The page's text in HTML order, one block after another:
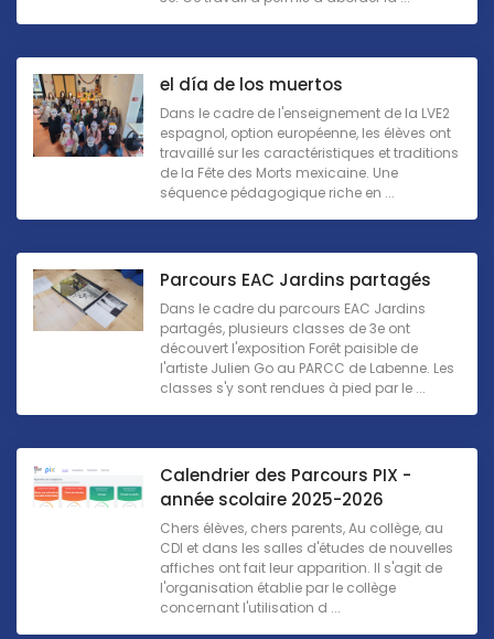
el día de los muertos
Dans le cadre de l'enseignement de la LVE2
espagnol, option européenne, les élèves ont
travaillé sur les caractéristiques et traditions
de la Fête des Morts mexicaine. Une
séquence pédagogique riche en ...
Parcours EAC Jardins partagés
Dans le cadre du parcours EAC Jardins
partagés, plusieurs classes de 3e ont
découvert l'exposition Forêt paisible de
l'artiste Julien Go au PARCC de Labenne. Les
classes s'y sont rendues à pied par le ...
Calendrier des Parcours PIX -
année scolaire 2025-2026
Chers élèves, chers parents, Au collège, au
CDI et dans les salles d'études de nouvelles
affiches ont fait leur apparition. Il s'agit de
l'organisation établie par le collège
concernant l'utilisation d ...